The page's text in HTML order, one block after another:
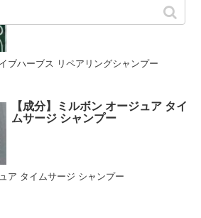
ブハーブス リペアリングシャンプー
【成分】ミルボン オージュア タイ
ムサージ シャンプー
ア タイムサージ シャンプー